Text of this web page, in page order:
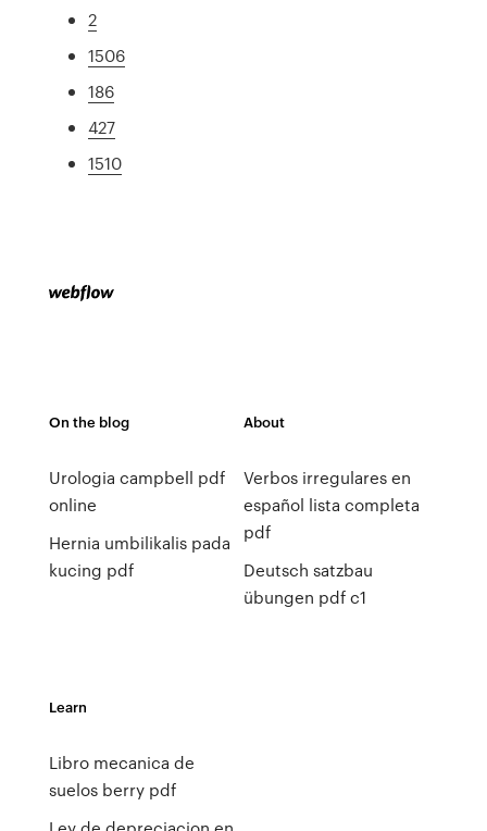
2
1506
186
427
1510
On the blog
Urologia campbell pdf
online
Hernia umbilikalis pada
kucing pdf
About
Verbos irregulares en
español lista completa
pdf
Deutsch satzbau
übungen pdf c1
Learn
Libro mecanica de
suelos berry pdf